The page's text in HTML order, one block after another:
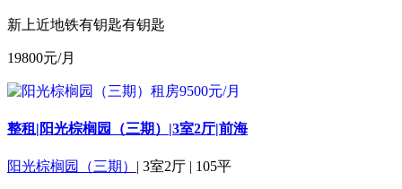
新上近地铁有钥匙有钥匙
19800元/月
整租|阳光棕榈园（三期）|3室2厅|前海
阳光棕榈园（三期） | 3室2厅 | 105平